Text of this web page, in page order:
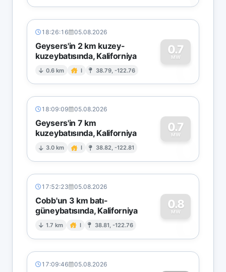
18:26:16 05.08.2026
Geysers'in 2 km kuzey-
kuzeybatısında, Kaliforniya
0.6 km I 38.79, -122.76
0.7
MW
0
18:09:09 05.08.2026
Geysers'in 7 km
kuzeybatısında, Kaliforniya
3.0 km I 38.82, -122.81
0.7
MW
0
17:52:23 05.08.2026
Cobb'un 3 km batı-
güneybatısında, Kaliforniya
1.7 km I 38.81, -122.76
0.8
MW
0
17:09:46 05.08.2026